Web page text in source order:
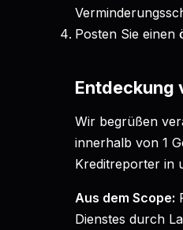
Posten Sie einen
Entdeckung
Wir begrüßen
innerhalb von 1
Kreditreporter in
Aus dem Scope:
Dienstes durch